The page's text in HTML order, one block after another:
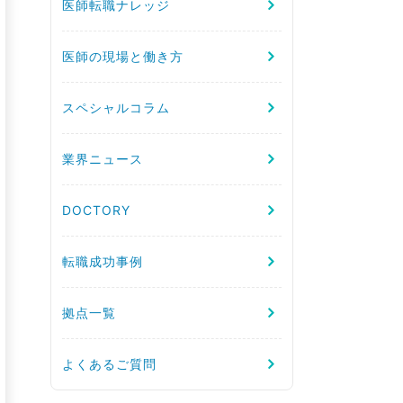
医師転職ナレッジ
医師の現場と働き方
スペシャルコラム
業界ニュース
DOCTORY
転職成功事例
拠点一覧
よくあるご質問